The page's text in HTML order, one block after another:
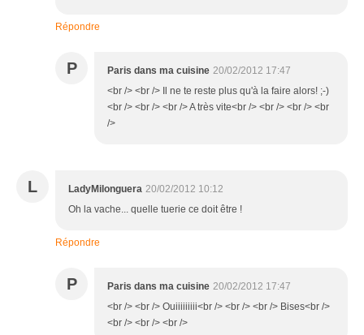
Répondre
P Paris dans ma cuisine 20/02/2012 17:47
<br /> <br /> Il ne te reste plus qu'à la faire alors! ;-)
<br /> <br /> <br /> A très vite<br /> <br /> <br /> <br
/>
L LadyMilonguera 20/02/2012 10:12
Oh la vache... quelle tuerie ce doit être !
Répondre
P Paris dans ma cuisine 20/02/2012 17:47
<br /> <br /> Ouiiiiiiiii<br /> <br /> <br /> Bises<br />
<br /> <br /> <br />